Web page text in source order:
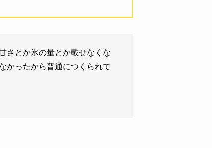
さとか氷の量とか載せなくな
かったから普通につくられて